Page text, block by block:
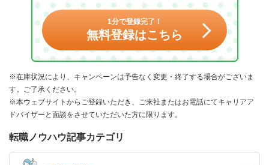
1分で登録完了！
無料登録はこちら
※在庫状況により、キャンペーンは予告なく変更・終了する場合がございま
す。ご了承ください。
※本ウェブサイトからご登録いただき、ご来社またはお電話にてキャリアア
ドバイザーと面談をさせていただいた方に限ります。
転職ノウハウ記事カテゴリ